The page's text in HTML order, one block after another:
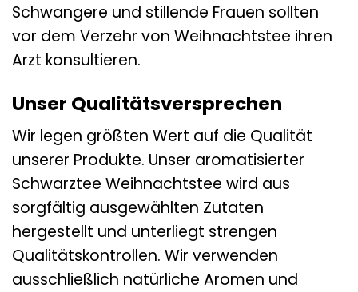
Schwangere und stillende Frauen sollten
vor dem Verzehr von Weihnachtstee ihren
Arzt konsultieren.
Unser Qualitätsversprechen
Wir legen größten Wert auf die Qualität
unserer Produkte. Unser aromatisierter
Schwarztee Weihnachtstee wird aus
sorgfältig ausgewählten Zutaten
hergestellt und unterliegt strengen
Qualitätskontrollen. Wir verwenden
ausschließlich natürliche Aromen und